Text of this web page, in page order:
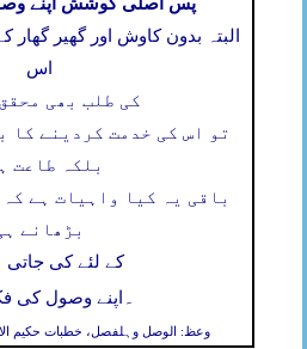
البتہ بدون کاوش اور گھیر گھار
اس
کی طلب بھی
تو اس کی خدمت کردینے کا
بلکہ طاعت
باقی یہ کیا واہیات ہے
بڑھانے
کے لئے کی جاتی
اپنے وصول کی ۔
وعظ: الوصل وہلفصل، خطبات حکیم الامت